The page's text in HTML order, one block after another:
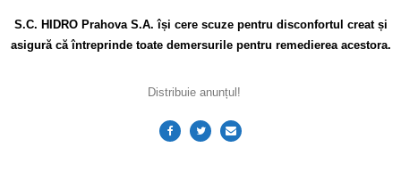
S.C. HIDRO Prahova S.A. își cere scuze pentru disconfortul creat și
asigură că întreprinde toate demersurile pentru remedierea acestora.
Distribuie anunțul!